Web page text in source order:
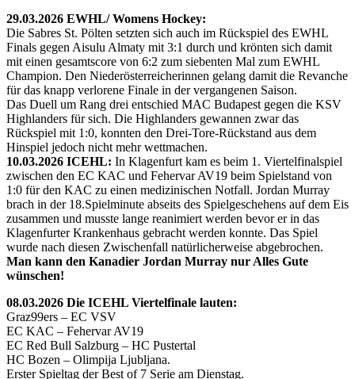
29.03.2026 EWHL/ Womens Hockey:
Die Sabres St. Pölten setzten sich auch im Rückspiel des EWHL
Finals gegen Aisulu Almaty mit 3:1 durch und krönten sich damit
mit einen gesamtscore von 6:2 zum siebenten Mal zum EWHL
Champion. Den Niederösterreicherinnen gelang damit die Revanche
für das knapp verlorene Finale in der vergangenen Saison.
Das Duell um Rang drei entschied MAC Budapest gegen die KSV
Highlanders für sich. Die Highlanders gewannen zwar das
Rückspiel mit 1:0, konnten den Drei-Tore-Rückstand aus dem
Hinspiel jedoch nicht mehr wettmachen.
10.03.2026 ICEHL: In Klagenfurt kam es beim 1. Viertelfinalspiel
zwischen den EC KAC und Fehervar AV19 beim Spielstand von
1:0 für den KAC zu einen medizinischen Notfall. Jordan Murray
brach in der 18.Spielminute abseits des Spielgeschehens auf dem Eis
zusammen und musste lange reanimiert werden bevor er in das
Klagenfurter Krankenhaus gebracht werden konnte. Das Spiel
wurde nach diesen Zwischenfall natürlicherweise abgebrochen.
Man kann den Kanadier Jordan Murray nur Alles Gute
wünschen!
08.03.2026 Die ICEHL Viertelfinale lauten:
Graz99ers – EC VSV
EC KAC – Fehervar AV19
EC Red Bull Salzburg – HC Pustertal
HC Bozen – Olimpija Ljubljana.
Erster Spieltag der Best of 7 Serie am Dienstag.